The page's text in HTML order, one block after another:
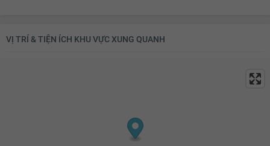
VỊ TRÍ & TIỆN ÍCH KHU VỰC XUNG QUANH